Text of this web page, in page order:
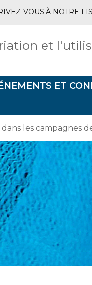
VOUS À NOTRE
et
ET
les campagnes